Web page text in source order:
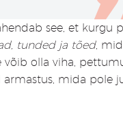
see, et kurgu
tunded ja tõed,
võib olla viha,
mida pole